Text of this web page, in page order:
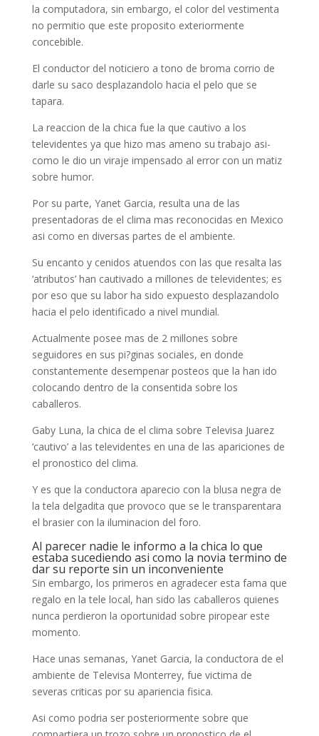
la computadora, sin embargo, el color del vestimenta
no permitio que este proposito exteriormente
concebible.
El conductor del noticiero a tono de broma corrio de
darle su saco desplazandolo hacia el pelo que se
tapara.
La reaccion de la chica fue la que cautivo a los
televidentes ya que hizo mas ameno su trabajo asi­
como le dio un viraje impensado al error con un matiz
sobre humor.
Por su parte, Yanet Garcia, resulta una de las
presentadoras de el clima mas reconocidas en Mexico
asi­ como en diversas partes de el ambiente.
Su encanto y cenidos atuendos con las que resalta las
‘atributos’ han cautivado a millones de televidentes; es
por eso que su labor ha sido expuesto desplazandolo
hacia el pelo identificado a nivel mundial.
Actualmente posee mas de 2 millones sobre
seguidores en sus pi?ginas sociales, en donde
constantemente desempenar posteos que la han ido
colocando dentro de la consentida sobre los
caballeros.
Gaby Luna, la chica de el clima sobre Televisa Juarez
‘cautivo’ a las televidentes en una de las apariciones de
el pronostico del clima.
Y es que la conductora aparecio con la blusa negra de
la tela delgadita que provoco que se le transparentara
el brasier con la iluminacion del foro.
Al parecer nadie le informo a la chica lo que
estaba sucediendo asi­ como la novia termino de
dar su reporte sin un inconveniente
Sin embargo, los primeros en agradecer esta fama que
regalo en la tele local, han sido las caballeros quienes
nunca perdieron la oportunidad sobre piropear este
momento.
Hace unas semanas, Yanet Garcia, la conductora de el
ambiente de Televisa Monterrey, fue victima de
severas criticas por su apariencia fisica.
Asi­ como podri­a ser posteriormente sobre que